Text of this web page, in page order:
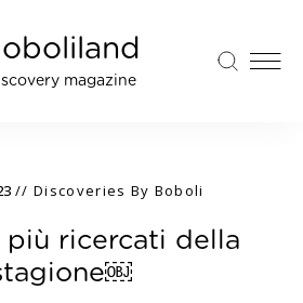
magazine
Discoveries By Boboli
più ricercati della